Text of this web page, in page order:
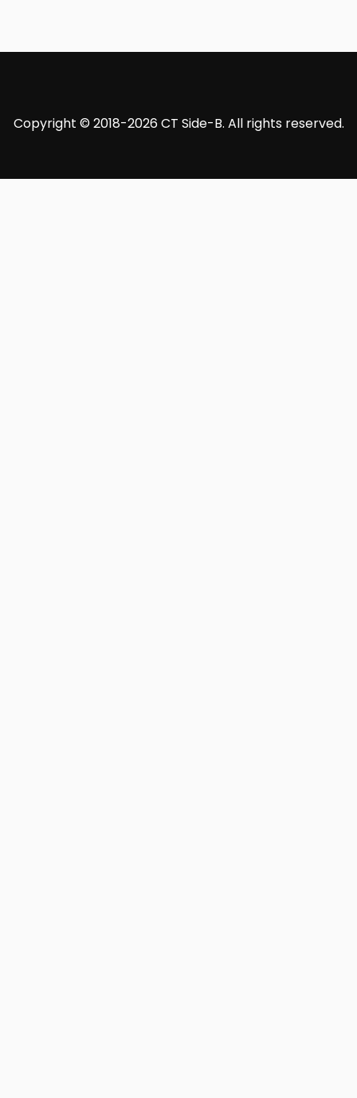
Copyright © 2018-2026 CT Side-B. All rights reserved.